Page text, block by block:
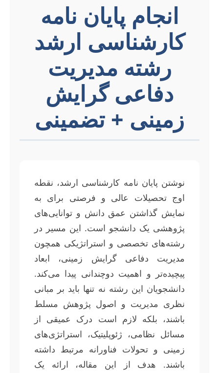
انجام پایان نامه
کارشناسی ارشد
رشته مدیریت
دفاعی گرایش
زمینی + تضمینی
نوشتن پایان نامه کارشناسی ارشد، نقطه
اوج تحصیلات عالی و فرصتی برای به
نمایش گذاشتن عمق دانش و توانایی‌های
پژوهشی یک دانشجو است. این مسیر در
رشته‌های تخصصی و استراتژیکی همچون
مدیریت دفاعی گرایش زمینی، ابعاد
پیچیده‌تر و اهمیت دوچندانی پیدا می‌کند.
دانشجویان این رشته نه تنها باید بر مبانی
نظری مدیریت و اصول پژوهش مسلط
باشند، بلکه لازم است درک عمیقی از
مسائل نظامی، ژئوپلیتیک، استراتژی‌های
زمینی و تحولات فناورانه مرتبط داشته
باشند. هدف از این مقاله، ارائه یک